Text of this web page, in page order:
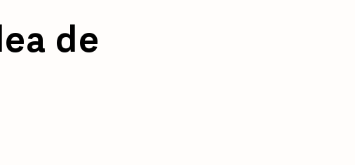
de